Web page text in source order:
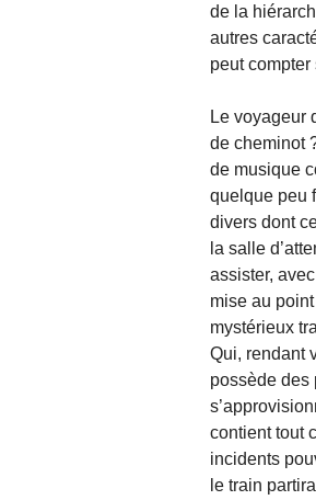
de la
autres
peut compter
Le voyageur
de cheminot
de musique
quelque peu
divers dont
la salle
assister,
mise au
mystérieux
Qui, rendant
possède des
contient tout
incidents
le train